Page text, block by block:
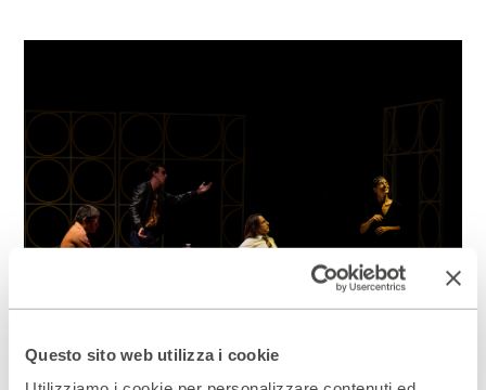
Questo sito web utilizza i cookie
1 di 2.© Fondazione Campania Dei Festival / Sabrina Cirillo Ag.